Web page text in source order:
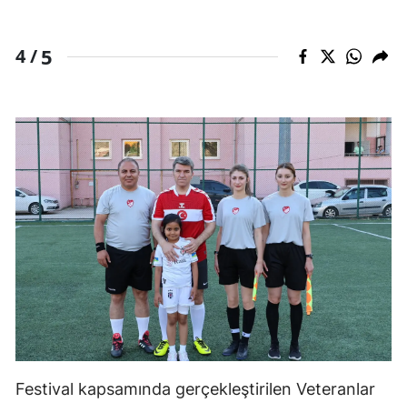
4 /5
Festival kapsamında gerçekleştirilen Veteranlar